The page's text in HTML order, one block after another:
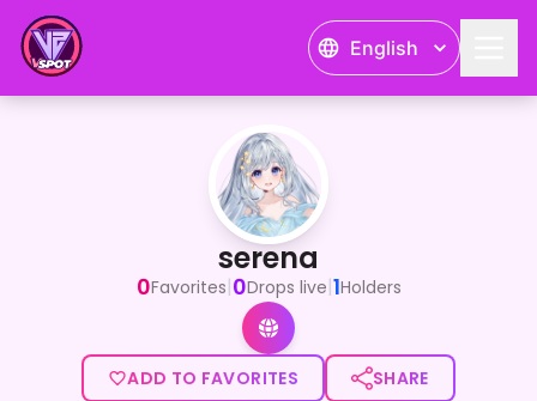
English
serena
<p>おはよー！</p><p>普段は雑談を中心に、ゆるく楽しく
serena
0Favorites|0Drops live|1Holders
ADD TO FAVORITES SHARE